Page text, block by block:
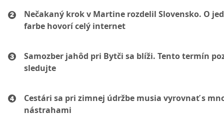
Nečakaný krok v Martine rozdelil Slovensko. O
farbe hovorí celý internet
Samozber jahôd pri Bytči sa blíži. Tento termín
sledujte
Cestári sa pri zimnej údržbe musia vyrovnať s
nástrahami